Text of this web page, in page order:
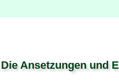
Die Ansetzungen und